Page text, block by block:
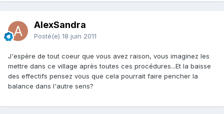
AlexSandra
Posté(e) 18 juin 2011
J'espère de tout coeur que vous avez raison, vous imaginez les
mettre dans ce village après toutes ces procédures...Et la baisse
des effectifs pensez vous que cela pourrait faire pencher la
balance dans l'autre sens?